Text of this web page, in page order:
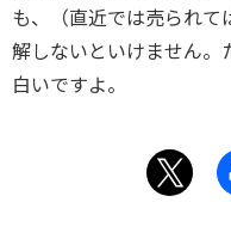
も、（直近では売られ
解しないといけません。
白いですよ。